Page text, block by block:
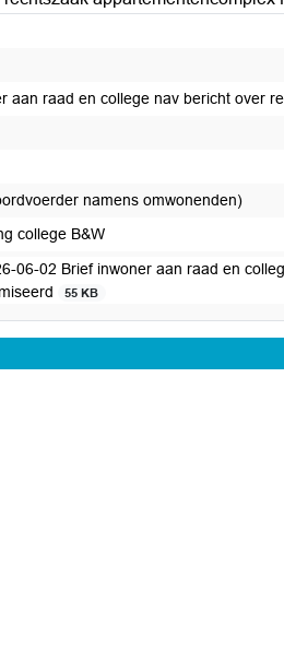
aan raad en college nav bericht over
namens omwonenden)
college B&W
06-02 Brief inwoner aan raad en
55 KB